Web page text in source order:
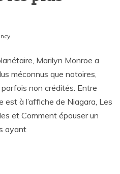
Marilyn Monroe a
méconnus que notoires,
non crédités. Entre
à l’affiche de Niagara, Les
et Comment épouser un
ayant